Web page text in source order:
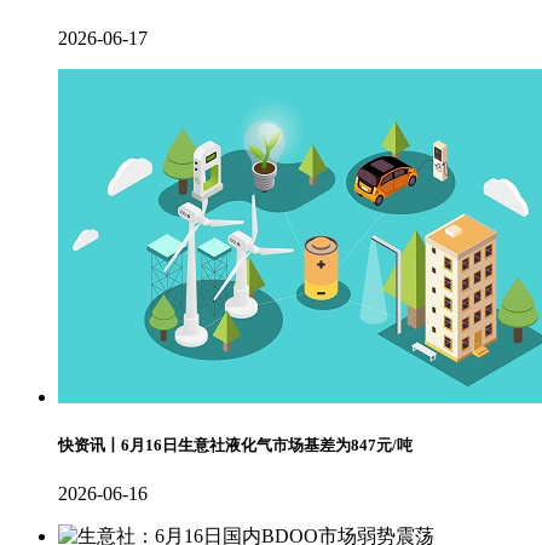
2026-06-17
快资讯丨6月16日生意社液化气市场基差为847元/吨
2026-06-16